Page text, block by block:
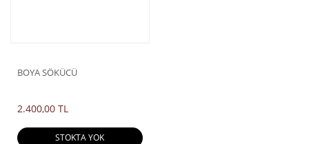
BOYA SÖKÜCÜ
2.400,00 TL
STOKTA YOK